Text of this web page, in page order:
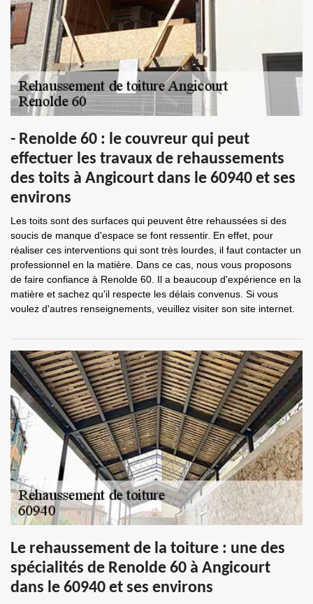
- Renolde 60 : le couvreur qui peut
effectuer les travaux de rehaussements
des toits à Angicourt dans le 60940 et ses
environs
Les toits sont des surfaces qui peuvent être rehaussées si des
soucis de manque d'espace se font ressentir. En effet, pour
réaliser ces interventions qui sont très lourdes, il faut contacter un
professionnel en la matière. Dans ce cas, nous vous proposons
de faire confiance à Renolde 60. Il a beaucoup d'expérience en la
matière et sachez qu'il respecte les délais convenus. Si vous
voulez d'autres renseignements, veuillez visiter son site internet.
Le rehaussement de la toiture : une des
spécialités de Renolde 60 à Angicourt
dans le 60940 et ses environs